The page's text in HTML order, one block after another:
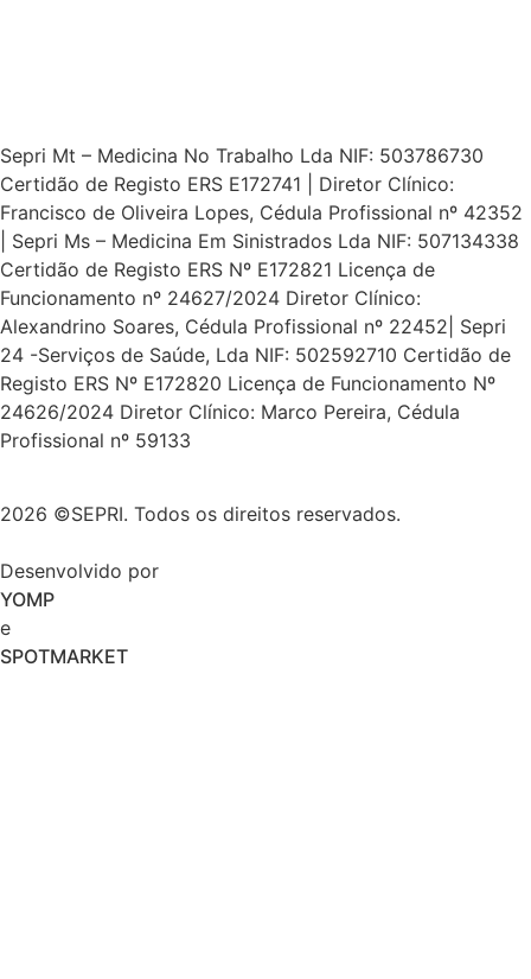
Sepri Mt – Medicina No Trabalho Lda NIF: 503786730
Certidão de Registo ERS E172741 | Diretor Clínico:
Francisco de Oliveira Lopes, Cédula Profissional nº 42352
| Sepri Ms – Medicina Em Sinistrados Lda NIF: 507134338
Certidão de Registo ERS Nº E172821 Licença de
Funcionamento nº 24627/2024 Diretor Clínico:
Alexandrino Soares, Cédula Profissional nº 22452| Sepri
24 -Serviços de Saúde, Lda NIF: 502592710 Certidão de
Registo ERS Nº E172820 Licença de Funcionamento Nº
24626/2024 Diretor Clínico: Marco Pereira, Cédula
Profissional nº 59133
2026 ©SEPRI. Todos os direitos reservados.
Desenvolvido por
YOMP
e
SPOTMARKET